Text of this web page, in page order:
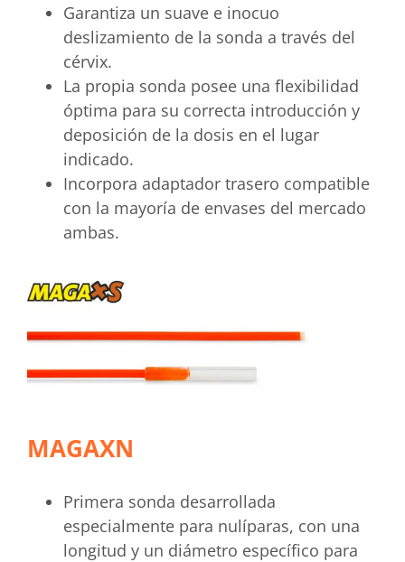
Garantiza un suave e inocuo
deslizamiento de la sonda a través del
cérvix.
La propia sonda posee una flexibilidad
óptima para su correcta introducción y
deposición de la dosis en el lugar
indicado.
Incorpora adaptador trasero compatible
con la mayoría de envases del mercado
ambas.
MAGAXN
Primera sonda desarrollada
especialmente para nulíparas, con una
longitud y un diámetro específico para